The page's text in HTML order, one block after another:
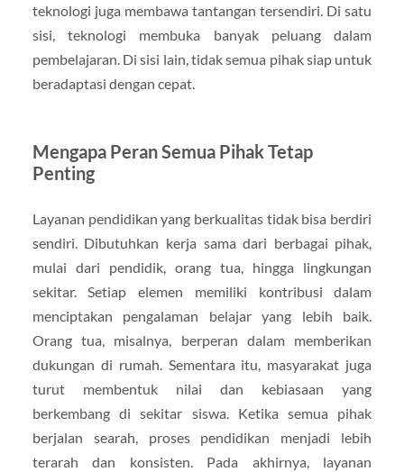
teknologi juga membawa tantangan tersendiri. Di satu
sisi, teknologi membuka banyak peluang dalam
pembelajaran. Di sisi lain, tidak semua pihak siap untuk
beradaptasi dengan cepat.
Mengapa Peran Semua Pihak Tetap
Penting
Layanan pendidikan yang berkualitas tidak bisa berdiri
sendiri. Dibutuhkan kerja sama dari berbagai pihak,
mulai dari pendidik, orang tua, hingga lingkungan
sekitar. Setiap elemen memiliki kontribusi dalam
menciptakan pengalaman belajar yang lebih baik.
Orang tua, misalnya, berperan dalam memberikan
dukungan di rumah. Sementara itu, masyarakat juga
turut membentuk nilai dan kebiasaan yang
berkembang di sekitar siswa. Ketika semua pihak
berjalan searah, proses pendidikan menjadi lebih
terarah dan konsisten. Pada akhirnya, layanan